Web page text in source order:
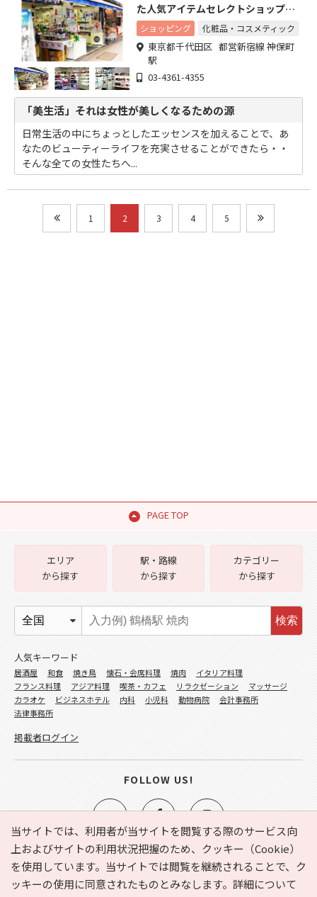
た人気アイテムセレクトショップで
す。
ショッピング 化粧品・コスメティック
東京都千代田区 都営新宿線 神保町
駅
03-4361-4355
「美生活」それは女性が美しくなるための源
日常生活の中にちょっとしたエッセンスを加えることで、あ
なたのビューティーライフを充実させることができたら・・
そんな全ての女性たちへ...
1 2 3 4 5
PAGE TOP
当サイトでは、利用者が当サイトを閲覧する際のサービス向
上およびサイトの利用状況把握のため、クッキー（Cookie）
を使用しています。当サイトでは閲覧を継続されることで、ク
ッキーの使用に同意されたものとみなします。詳細について
e-NAVITA（イーナビタ）とは？ お気に入り
ヘルプ
利用規約
個人情報の取り扱いについて 運営会社
エリア
から探す
駅・路線
から探す
カテゴリー
から探す
検索
人気キーワード
居酒屋 和食 焼き鳥 懐石・会席料理 焼肉
イタリア料理
フランス料理
アジア料理 喫茶・カフェ リラクゼーション
マッサージ
カラオケ
ビジネスホテル 内科 小児科 動物病院
会計事務所
法律事務所
掲載者ログイン
FOLLOW US!